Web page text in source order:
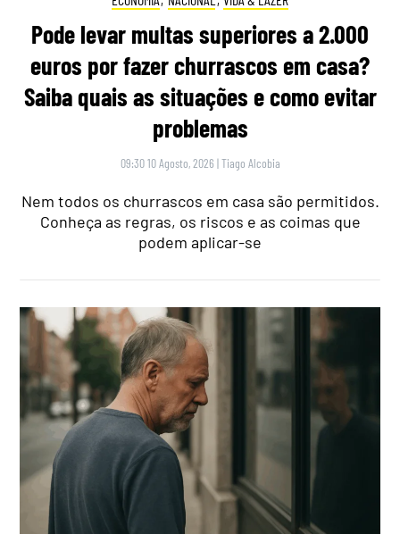
Pode levar multas superiores a 2.000
euros por fazer churrascos em casa?
Saiba quais as situações e como evitar
problemas
09:30 10 Agosto, 2026 |Tiago Alcobia
Nem todos os churrascos em casa são permitidos.
Conheça as regras, os riscos e as coimas que
podem aplicar-se